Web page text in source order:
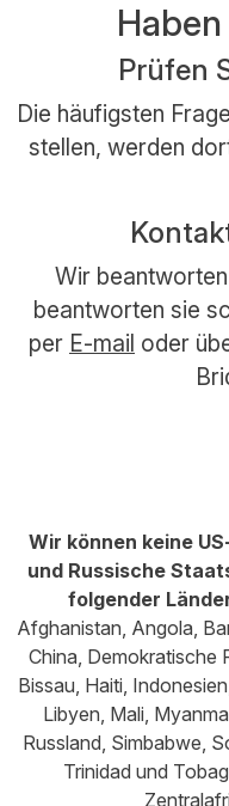
Prüfen
Die häufigsten
stellen, werden
Wir
beantworten sie
per E-mail oder
Wir können keine
und Russische
folgender
Afghanistan, Angola,
China, Demokratische
Bissau, Haiti,
Libyen, Mali,
Russland, Simbabwe,
Trinidad und